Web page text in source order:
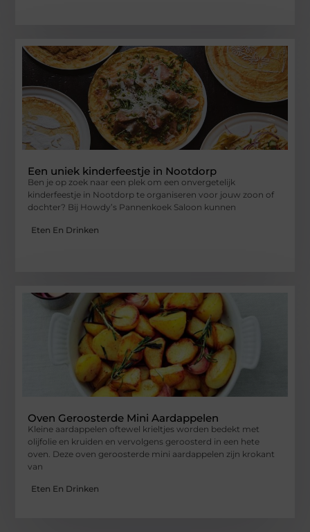
Een uniek kinderfeestje in Nootdorp
Ben je op zoek naar een plek om een onvergetelijk
kinderfeestje in Nootdorp te organiseren voor jouw zoon of
dochter? Bij Howdy’s Pannenkoek Saloon kunnen
Eten En Drinken
Oven Geroosterde Mini Aardappelen
Kleine aardappelen oftewel krieltjes worden bedekt met
olijfolie en kruiden en vervolgens geroosterd in een hete
oven. Deze oven geroosterde mini aardappelen zijn krokant
van
Eten En Drinken